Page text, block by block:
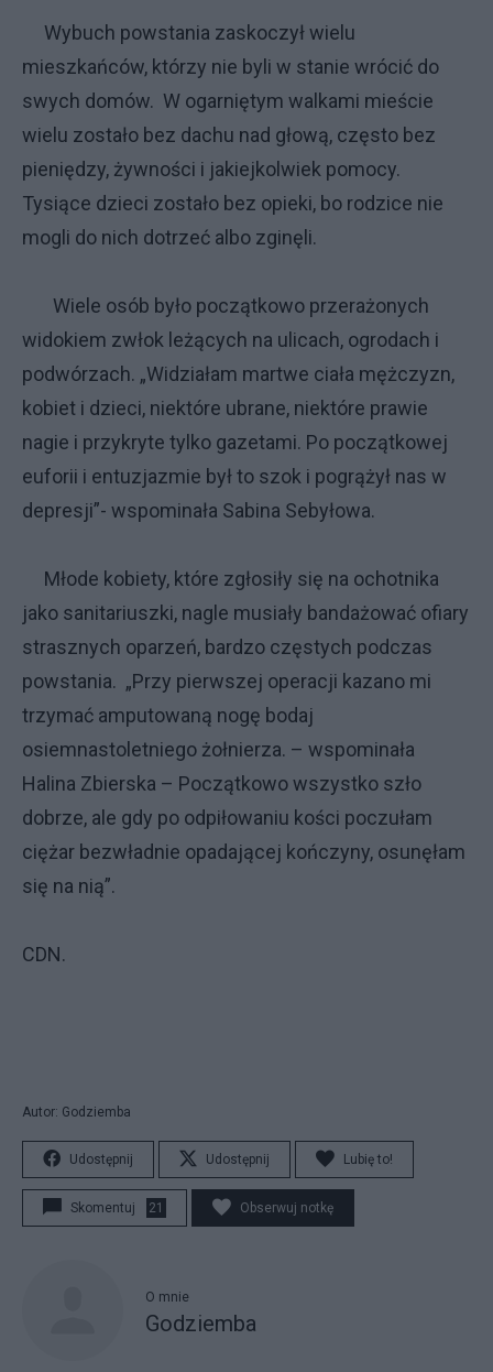
Wybuch powstania zaskoczył wielu
mieszkańców, którzy nie byli w stanie wrócić do
swych domów. W ogarniętym walkami mieście
wielu zostało bez dachu nad głową, często bez
pieniędzy, żywności i jakiejkolwiek pomocy.
Tysiące dzieci zostało bez opieki, bo rodzice nie
mogli do nich dotrzeć albo zginęli.
Wiele osób było początkowo przerażonych
widokiem zwłok leżących na ulicach, ogrodach i
podwórzach. „Widziałam martwe ciała mężczyzn,
kobiet i dzieci, niektóre ubrane, niektóre prawie
nagie i przykryte tylko gazetami. Po początkowej
euforii i entuzjazmie był to szok i pogrążył nas w
depresji”- wspominała Sabina Sebyłowa.
Młode kobiety, które zgłosiły się na ochotnika
jako sanitariuszki, nagle musiały bandażować ofiary
strasznych oparzeń, bardzo częstych podczas
powstania. „Przy pierwszej operacji kazano mi
trzymać amputowaną nogę bodaj
osiemnastoletniego żołnierza. – wspominała
Halina Zbierska – Początkowo wszystko szło
dobrze, ale gdy po odpiłowaniu kości poczułam
ciężar bezwładnie opadającej kończyny, osunęłam
się na nią”.
CDN.
Autor: Godziemba
Udostępnij Udostępnij Lubię to!
Skomentuj 21 Obserwuj notkę
O mnie
Godziemba